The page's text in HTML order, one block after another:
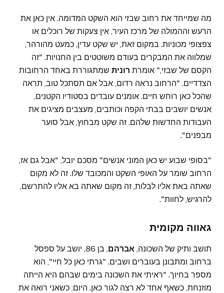
מה שמייחד את רחוב שבזי הוא השקט המדומה. אין כאן את
הרעש וההמולה של מרכז העיר, אין צעקות של רוכלים או
צפצופי מכוניות. במקום זאת, יש שקט עדין, כמעט מהורהר,
שמלווה את המבקרים בעודם משוטטים בין החנויות. "זה
הקסם של שבזי," אומרת רונית שמתגוררת באחד הרחובות
הצדדיים. "הרחוב נראה רדום, אבל אם תסתכל טוב, תראה
שהכל כאן רוחש חיים. אומנים עובדים בסטודיו הקטנים,
אנשים יושבים בבתי הקפה וכותבים, מעצבים מציגים את
העבודות החדשות שלהם. זה שקט מבחוץ, אבל סוער
מבפנים".
"בסופי שבוע יש כאן המוני אנשים" מסכם יובל, "אבל גם אז,
הרחוב שומר על האופי השקט והמכובד שלו. זה לא מקום
שאתה באת אליו לבלות, זה מקום שאתה בא אליו להתרשם,
להרגיש, לחוות".
גאווה מקומית
תושב ותיק של השכונה, אברהם
, בן 86, יושב על ספסל
ברחוב ומתבונן בעוברים ושבים. "גרתי כאן כל חיי", הוא
מספר בחיוך. "ראיתי את השכונה בימים שבהם היא הייתה
מוזנחת, כשאף אחד לא רצה לגור כאן. היום, כשאני רואה את